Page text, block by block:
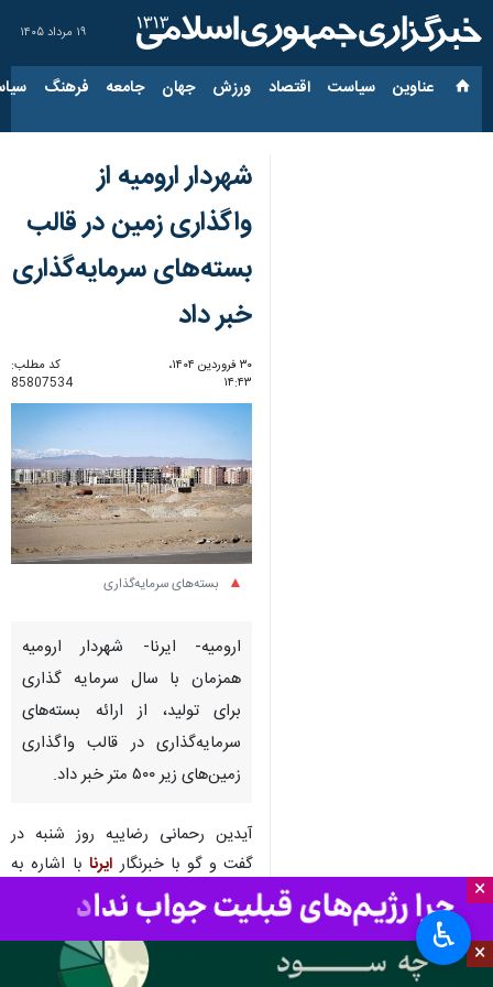
۱۹ مرداد ۱۴۰۵
عناوین‌ سیاست اقتصاد ورزش جهان جامعه فرهنگ
×
×
شهردار ارومیه از
واگذاری زمین در قالب
بسته‌های سرمایه‌گذاری
خبر داد
۳۰ فروردین ۱۴۰۴،
۱۴:۴۳
کد مطلب:
85807534
بسته‌های سرمایه‌گذاری
ارومیه- ایرنا- شهردار ارومیه
همزمان با سال سرمایه گذاری
برای تولید، از ارائه بسته‌های
سرمایه‌گذاری در قالب واگذاری
زمین‌های زیر ۵۰۰ متر خبر داد.
آیدین رحمانی رضاییه روز شنبه در
گفت و گو با خبرنگار ایرنابا اشاره به
شعار سال و همچنین منویات رهبر
معظم انقلاب در حوزه تولید و
سرمایه‌گذاری، اظهار کرد: زمین‌های زیر
♿︎